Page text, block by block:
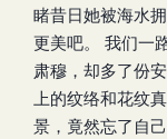
睹昔日她被海水
更美吧。 我们一
肃穆，却多了份
上的纹络和花纹
景，竟然忘了自